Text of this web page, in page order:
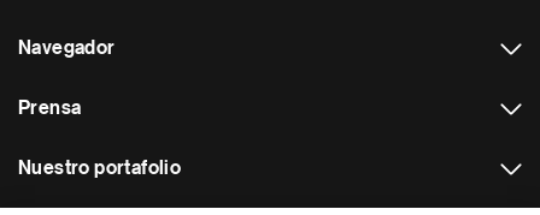
Navegador
Prensa
Nuestro portafolio